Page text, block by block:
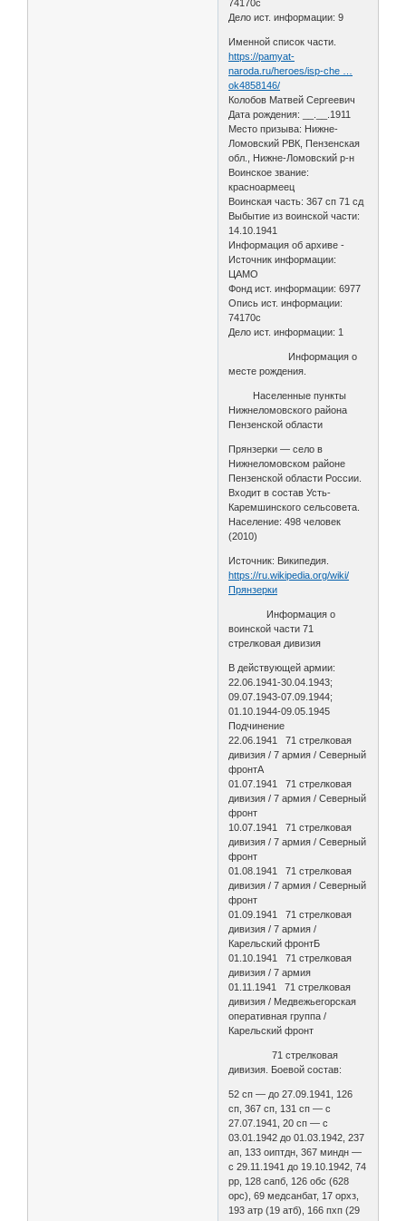
74170с
Дело ист. информации: 9
Именной список части.
https://pamyat-
naroda.ru/heroes/isp-che …
ok4858146/
Колобов Матвей Сергеевич
Дата рождения: __.__.1911
Место призыва: Нижне-
Ломовский РВК, Пензенская
обл., Нижне-Ломовский р-н
Воинское звание:
красноармеец
Воинская часть: 367 сп 71 сд
Выбытие из воинской части:
14.10.1941
Информация об архиве -
Источник информации:
ЦАМО
Фонд ист. информации: 6977
Опись ист. информации:
74170с
Дело ист. информации: 1
Информация о
месте рождения.
Населенные пункты
Нижнеломовского района
Пензенской области
Прянзерки — село в
Нижнеломовском районе
Пензенской области России.
Входит в состав Усть-
Каремшинского сельсовета.
Население: 498 человек
(2010)
Источник: Википедия.
https://ru.wikipedia.org/wiki/
Прянзерки
Информация о
воинской части 71
стрелковая дивизия
В действующей армии:
22.06.1941-30.04.1943;
09.07.1943-07.09.1944;
01.10.1944-09.05.1945
Подчинение
22.06.1941 71 стрелковая
дивизия / 7 армия / Северный
фронтА
01.07.1941 71 стрелковая
дивизия / 7 армия / Северный
фронт
10.07.1941 71 стрелковая
дивизия / 7 армия / Северный
фронт
01.08.1941 71 стрелковая
дивизия / 7 армия / Северный
фронт
01.09.1941 71 стрелковая
дивизия / 7 армия /
Карельский фронтБ
01.10.1941 71 стрелковая
дивизия / 7 армия
01.11.1941 71 стрелковая
дивизия / Медвежьегорская
оперативная группа /
Карельский фронт
71 стрелковая
дивизия. Боевой состав:
52 сп — до 27.09.1941, 126
сп, 367 сп, 131 сп — с
27.07.1941, 20 сп — с
03.01.1942 до 01.03.1942, 237
ап, 133 оиптдн, 367 миндн —
с 29.11.1941 до 19.10.1942, 74
рр, 128 сапб, 126 обс (628
орс), 69 медсанбат, 17 орхз,
193 атр (19 атб), 166 пхп (29